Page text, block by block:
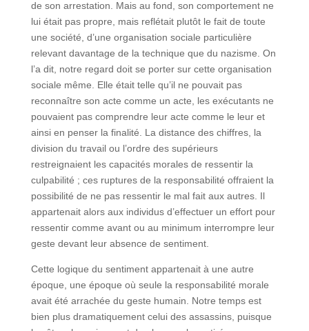
de son arrestation. Mais au fond, son comportement ne
lui était pas propre, mais reflétait plutôt le fait de toute
une société, d’une organisation sociale particulière
relevant davantage de la technique que du nazisme. On
l’a dit, notre regard doit se porter sur cette organisation
sociale même. Elle était telle qu’il ne pouvait pas
reconnaître son acte comme un acte, les exécutants ne
pouvaient pas comprendre leur acte comme le leur et
ainsi en penser la finalité. La distance des chiffres, la
division du travail ou l’ordre des supérieurs
restreignaient les capacités morales de ressentir la
culpabilité ; ces ruptures de la responsabilité offraient la
possibilité de ne pas ressentir le mal fait aux autres. Il
appartenait alors aux individus d’effectuer un effort pour
ressentir comme avant ou au minimum interrompre leur
geste devant leur absence de sentiment.
Cette logique du sentiment appartenait à une autre
époque, une époque où seule la responsabilité morale
avait été arrachée du geste humain. Notre temps est
bien plus dramatiquement celui des assassins, puisque